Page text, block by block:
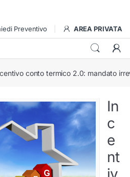
Preventivo AREA PRIVATA
conto termico 2.0: mandato
In
c
e
nt